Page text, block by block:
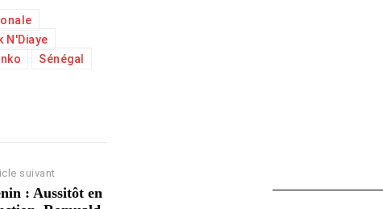
N'Diaye
Sénégal
suivant
: Aussitôt en